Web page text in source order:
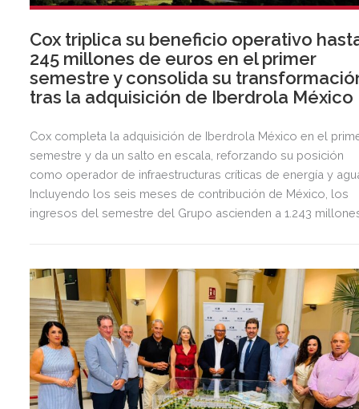
Cox triplica su beneficio operativo
245 millones de euros en el primer
semestre y consolida su
tras la adquisición de Iberdrola México
Cox completa la adquisición de Iberdrola México en el
semestre y da un salto en escala, reforzando su posición
como operador de infraestructuras críticas de energía y
Incluyendo los seis meses de contribución de México, los
ingresos del semestre del Grupo ascienden a 1.243